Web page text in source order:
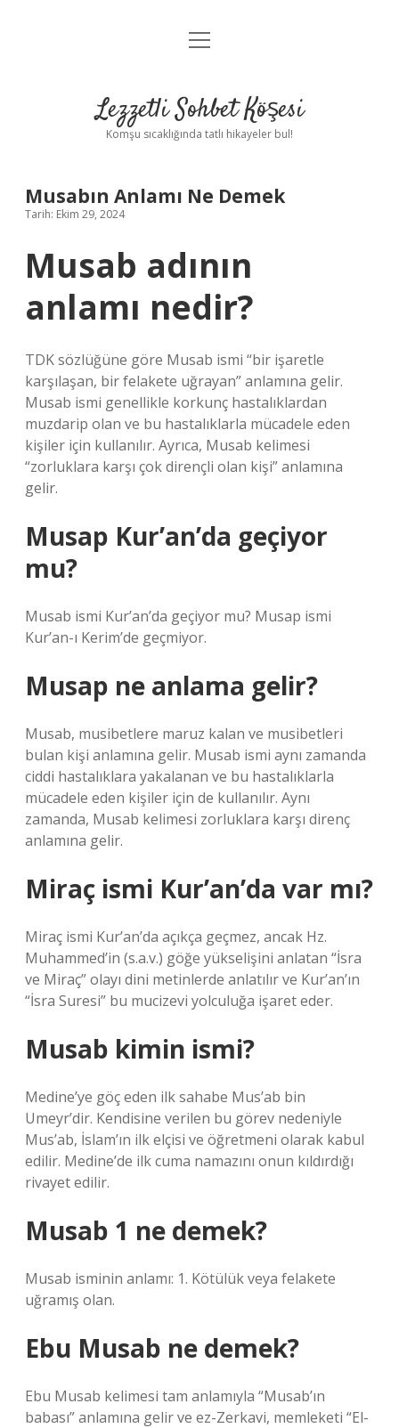
Anasayfa
Yasal Uyarı
menüyü
Lezzetli Sohbet Köşesi
Komşu sıcaklığında tatlı hikayeler bul!
Musabın Anlamı Ne Demek
Tarih: Ekim 29, 2024
Musab adının
anlamı nedir?
TDK sözlüğüne göre Musab ismi “bir işaretle
karşılaşan, bir felakete uğrayan” anlamına gelir.
Musab ismi genellikle korkunç hastalıklardan
muzdarip olan ve bu hastalıklarla mücadele eden
kişiler için kullanılır. Ayrıca, Musab kelimesi
“zorluklara karşı çok dirençli olan kişi” anlamına
gelir.
Musap Kur’an’da geçiyor
mu?
Musab ismi Kur’an’da geçiyor mu? Musap ismi
Kur’an-ı Kerim’de geçmiyor.
Musap ne anlama gelir?
Musab, musibetlere maruz kalan ve musibetleri
bulan kişi anlamına gelir. Musab ismi aynı zamanda
ciddi hastalıklara yakalanan ve bu hastalıklarla
mücadele eden kişiler için de kullanılır. Aynı
zamanda, Musab kelimesi zorluklara karşı direnç
anlamına gelir.
Miraç ismi Kur’an’da var mı?
Miraç ismi Kur’an’da açıkça geçmez, ancak Hz.
Muhammed’in (s.a.v.) göğe yükselişini anlatan “İsra
ve Miraç” olayı dini metinlerde anlatılır ve Kur’an’ın
“İsra Suresi” bu mucizevi yolculuğa işaret eder.
Musab kimin ismi?
Medine’ye göç eden ilk sahabe Mus’ab bin
Umeyr’dir. Kendisine verilen bu görev nedeniyle
Mus’ab, İslam’ın ilk elçisi ve öğretmeni olarak kabul
edilir. Medine’de ilk cuma namazını onun kıldırdığı
rivayet edilir.
Musab 1 ne demek?
Musab isminin anlamı: 1. Kötülük veya felakete
uğramış olan.
Ebu Musab ne demek?
Ebu Musab kelimesi tam anlamıyla “Musab’ın
babası” anlamına gelir ve ez-Zerkavi, memleketi “El-